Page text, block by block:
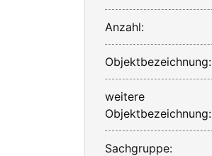
Anzahl:
Objektbezeichnung:
weitere
Objektbezeichnung:
Sachgruppe: